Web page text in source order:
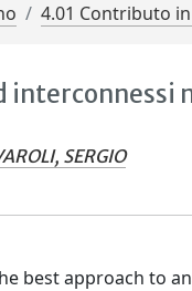
4.01 Contributo
SERGIO
best approach to